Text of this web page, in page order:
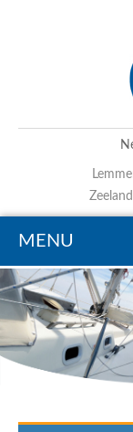
Zeeland
MENU